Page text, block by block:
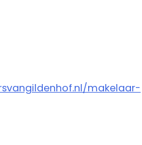
makelaar-